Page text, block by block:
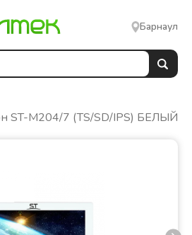
Барнаул
ST-M204/7 (TS/SD/IPS) БЕЛЫЙ